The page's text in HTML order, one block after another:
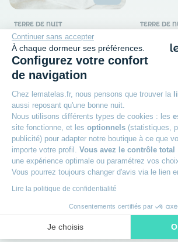
Continuer sans accepter
À chaque dormeur ses préférences.
Configurez votre confort
de navigation
Chez lematelas.fr, nous pensons que trouver la
aussi reposant qu'une bonne nuit.
Nous utilisons différents types de cookies : les
site fonctionne, et les optionnels (statistiques,
publicité) pour adapter notre boutique à ce que
importe votre profil. Vous avez le contrôle total
une expérience optimale ou paramétrez vos
Vous pourrez toujours changer d'avis via le lien
Lire la politique de confidentialité
Consentements certifiés par
Je choisis
TERRE DE NUIT
Plaid polaire chaud blanc
130x170 Flocon
Matière : 100% polyester
Indice de chaleur : Chaude
TERRE DE
rouge
noisette